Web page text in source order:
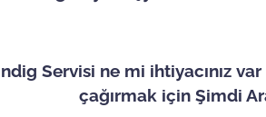
Servisi ne mi ihtiyacınız
çağırmak için Şimdi